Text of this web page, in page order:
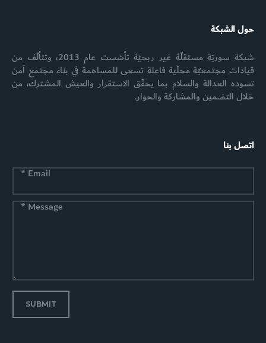
حول الشبكة
شبكة سوريّة مستقلّة غير ربحيّة تأسّست عام 2013، وتتألّف من
قيادات مجتمعيّة محلّية فاعلة تسعى للمساهمة في بناء مجتمع آمن
تسوده العدالة والسلام بما يحقّق الاستقرار والعيش المشترك، من
خلال التضمين والمشاركة والحوار.
اتصل بنا
Email
*
Message
*
SUBMIT